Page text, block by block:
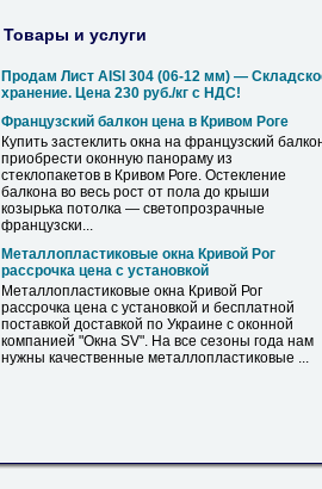
Товары и услуги
Продам Лист AISI 304 (06-12 мм) —
хранение. Цена 230 руб./кг с НДС!
Французский балкон цена в Кривом Роге
Купить застеклить окна на французский
приобрести оконную панораму из
стеклопакетов в Кривом Роге. Остекление
балкона во весь рост от пола до крыши
козырька потолка — светопрозрачные
французски...
Металлопластиковые окна Кривой Рог
рассрочка цена с установкой
Металлопластиковые окна Кривой Рог
рассрочка цена с установкой и бесплатной
поставкой доставкой по Украине с оконной
компанией "Окна SV". На все сезоны года нам
нужны качественные металлопластиковые ...